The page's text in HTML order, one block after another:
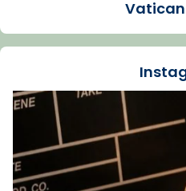
La Carmina va patir
dos mesos, a l'Estadi
Recupera l'entrevista
tican News 👇
www.vaticannews.va/
07/carmina-historia-